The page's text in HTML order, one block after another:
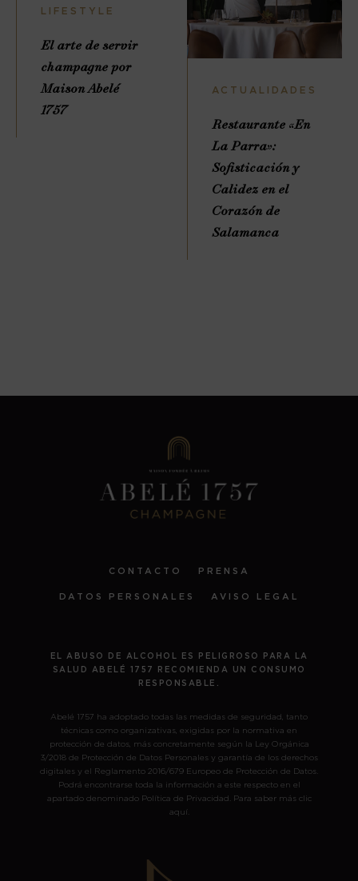
LIFESTYLE
El arte de servir
champagne por
Maison Abelé
1757
ACTUALIDADES
Restaurante «En
La Parra»:
Sofisticación y
Calidez en el
Corazón de
Salamanca
CONTACTO PRENSA
DATOS PERSONALES AVISO LEGAL
EL ABUSO DE ALCOHOL ES PELIGROSO PARA LA
SALUD ABELÉ 1757 RECOMIENDA UN CONSUMO
RESPONSABLE.
Abelé 1757 ha adoptado todas las medidas de seguridad, tanto
técnicas como organizativas, exigidas por la normativa en
protección de datos, más concretamente según la Ley Orgánica
3/2018 de Protección de Datos Personales y garantía de los derechos
digitales y el Reglamento 2016/679 Europeo de Protección de Datos.
Podrá encontrarse toda la información a este respecto en el
apartado denominado Política de Privacidad. Para saber más clic
aquí.